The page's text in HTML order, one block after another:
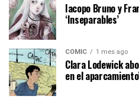
Iacopo Bruno y
‘Inseparables’
CÓMIC 1 mes ago
Clara Lodewick
en el